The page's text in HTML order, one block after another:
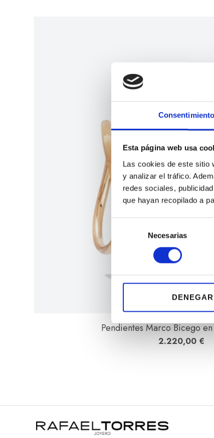
Consentimiento
Esta página web usa
Las cookies de este sitio
y analizar el tráfico.
redes sociales,
que hayan recopilado a
l
n
d
e
t
Necesarias
DENEGAR
Pendientes Marco Bicego
2.220,00 €